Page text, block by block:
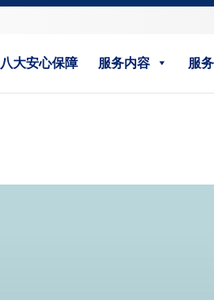
八大安心保障 服务内容 服